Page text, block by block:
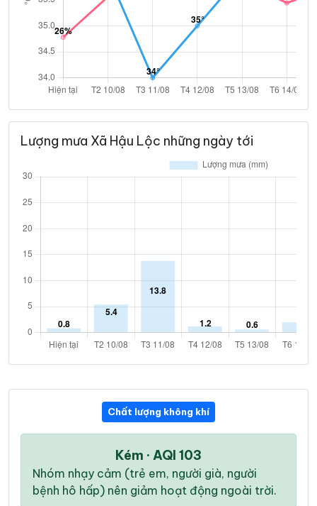
Lượng mưa Xã Hậu Lộc những ngày tới
Chất lượng không khí
Kém · AQI 103
Nhóm nhạy cảm (trẻ em, người già, người
bệnh hô hấp) nên giảm hoạt động ngoài trời.